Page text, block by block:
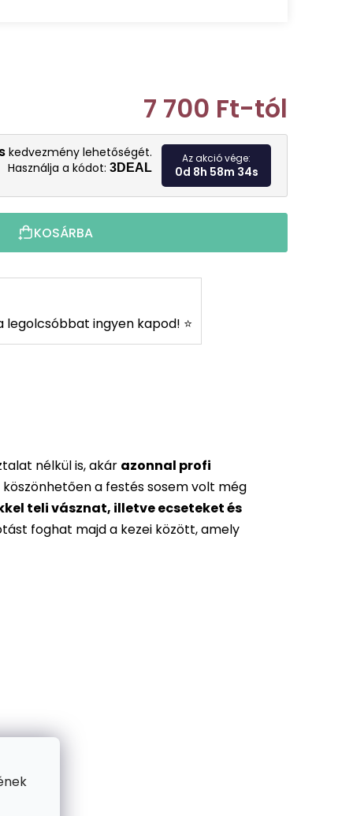
7 700 Ft-tól
Egységár:
kedvezmény lehetőségét.
Használja a kódot: 3DEAL
Az akció vége:
0d 8h 58m 32s
KOSÁRBA
legolcsóbbat ingyen kapod! ⭐
nélkül is, akár azonnal profi
a festés sosem volt még
teli vásznat, illetve ecseteket és
foghat majd a kezei között, amely